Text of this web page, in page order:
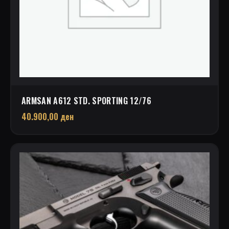
ARMSAN A612 STD. SPORTING 12/76
40.900,00 ден